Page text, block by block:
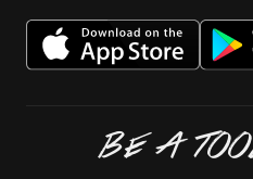
BE A